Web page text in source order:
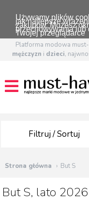
Używamy plików
jak najlepsze
zakupów. Możesz
przechowywania lub
Twojej przeglądarce
Platforma modowa
mężczyzn i dzieci,
Filtruj / Sortuj
Strona główna But S
But S, lato 2026